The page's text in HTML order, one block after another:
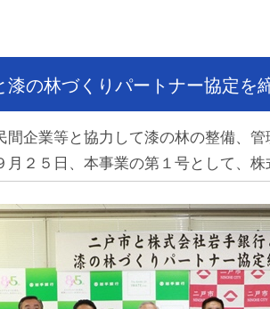
漆の林づくりパートナー協定を
間企業等と協力して漆の林の整備、
月２５日、本事業の第１号として、